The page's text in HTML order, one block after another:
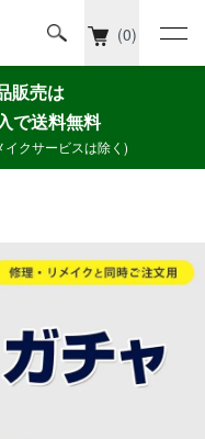
(0)
販売は
で送料無料
クサービスは除く)